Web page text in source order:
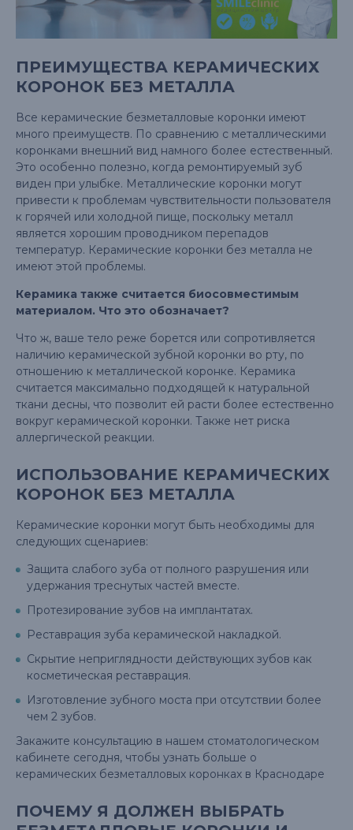
ПРЕИМУЩЕСТВА КЕРАМИЧЕСКИХ
КОРОНОК БЕЗ МЕТАЛЛА
Все керамические безметалловые коронки имеют
много преимуществ. По сравнению с металлическими
коронками внешний вид намного более естественный.
Это особенно полезно, когда ремонтируемый зуб
виден при улыбке. Металлические коронки могут
привести к проблемам чувствительности пользователя
к горячей или холодной пище, поскольку металл
является хорошим проводником перепадов
температур. Керамические коронки без металла не
имеют этой проблемы.
Керамика также считается биосовместимым
материалом. Что это обозначает?
Что ж, ваше тело реже борется или сопротивляется
наличию керамической зубной коронки во рту, по
отношению к металлической коронке. Керамика
считается максимально подходящей к натуральной
ткани десны, что позволит ей расти более естественно
вокруг керамической коронки. Также нет риска
аллергической реакции.
ИСПОЛЬЗОВАНИЕ КЕРАМИЧЕСКИХ
КОРОНОК БЕЗ МЕТАЛЛА
Керамические коронки могут быть необходимы для
следующих сценариев:
Защита слабого зуба от полного разрушения или
удержания треснутых частей вместе.
Протезирование зубов на имплантатах.
Реставрация зуба керамической накладкой.
Скрытие неприглядности действующих зубов как
косметическая реставрация.
Изготовление зубного моста при отсутствии более
чем 2 зубов.
Закажите консультацию в нашем стоматологическом
кабинете сегодня, чтобы узнать больше о
керамических безметалловых коронках в Краснодаре
ПОЧЕМУ Я ДОЛЖЕН ВЫБРАТЬ